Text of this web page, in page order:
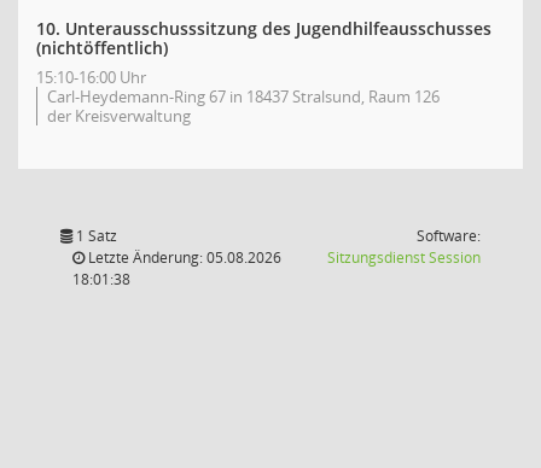
10. Unterausschusssitzung des Jugendhilfeausschusses
(nichtöffentlich)
15:10-16:00 Uhr
Carl-Heydemann-Ring 67 in 18437 Stralsund, Raum 126
der Kreisverwaltung
1 Satz
Letzte Änderung: 05.08.2026
18:01:38
Software:
SitzungsdienstSession(Wird in